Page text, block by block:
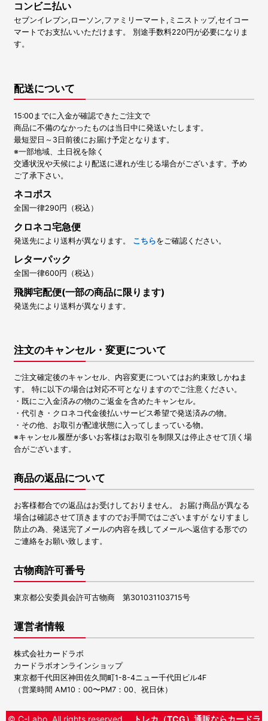
コンビニ払い
セブンイレブン,ローソン,ファミリーマート,ミニストップ,セイコー
マートでお支払いいただけます。 別途手数料220円が必要になりま
す。
配送について
15:00までに入金が確認できたご注文で
商品に不備のなかったものは当日中に発送いたします。
最短翌日～3日前後にお届け予定となります。
※一部地域、土日祝を除く
交通状況や天候により配送に遅れが生じる場合がございます。予め
ご了承下さい。
ネコポス
全国一律290円（税込）
クロネコ宅急便
発送先により送料が異なります。 こちらをご確認ください。
レターパック
全国一律600円（税込）
飛脚宅配便(一部の商品に限ります)
発送先により送料が異なります。
注文のキャンセル・変更について
ご注文確定後のキャンセル、内容変更についてはお約束致しかねま
す。 特に以下の場合は対応不可となりますのでご注意ください。
・既にご入金済みの物のご返金を含めたキャンセル。
・代引き・クロネコ代金後払いサービス希望で発送済みの物。
・その他、お取引が配達状態に入ってしまっている物。
※キャンセル履歴が多いお客様はお取引を制限又は停止させて頂く場
合がございます。
商品の返品について
お客様都合での返品はお受けしておりません。 お届け商品が異なる
場合は確認させて頂きますのでお手間ではございますが なりすまし
防止の為、発送完了メールの内容を残してメールへ返信する形での
ご連絡をお願い致します。
古物商許可番号
東京都公安委員会許可古物商 第301031103715号
運営者情報
株式会社カードラボ
カードラボオンラインショップ
東京都千代田区神田佐久間町1-8-4ニュー千代田ビル4F
（営業時間 AM10：00〜PM7：00、祝日休）